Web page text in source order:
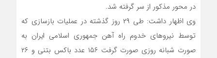
در محور مذکور از سر گرفته شد.
وی اظهار داشت: طی ۲۹ روز گذشته در عملیات بازسازی که
توسط نیروهای خدوم راه آهن جمهوری اسلامی ایران به
صورت شبانه روزی صورت گرفت ۱۵۶ عدد باکس بتنی و ۲۶